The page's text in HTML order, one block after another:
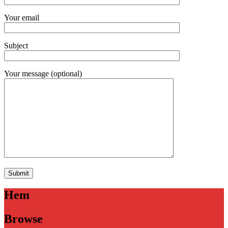
Your email
Subject
Your message (optional)
Hem
Browse